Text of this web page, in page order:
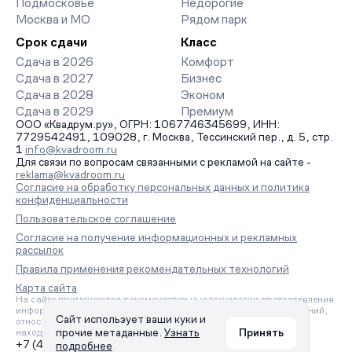
Подмосковье
Москва и МО
Недорогие
Рядом парк
Срок сдачи
Сдача в 2026
Сдача в 2027
Сдача в 2028
Сдача в 2029
Класс
Комфорт
Бизнес
Эконом
Премиум
ООО «Квадрум.ру», ОГРН: 1067746345699, ИНН:
7729542491, 109028, г. Москва, Тессинский пер., д. 5, стр.
1 info@kvadroom.ru
Для связи по вопросам связанными с рекламой на сайте -
reklama@kvadroom.ru
Согласие на обработку персональных данных и политика
конфиденциальности
Пользовательское соглашение
Согласие на получение информационных и рекламных
рассылок
Правила применения рекомендательных технологий
Карта сайта
На сайте применяются рекомендательные технологии предоставления
информации на основе сбора, систематизации и анализа сведений,
относящихся к предпочтениям пользователей сети «Интернет»,
находящихся на территории Российской Федерации.
+7 (495) 157-88-80
Сайт использует ваши куки и
прочие метаданные. Узнать
подробнее
Принять